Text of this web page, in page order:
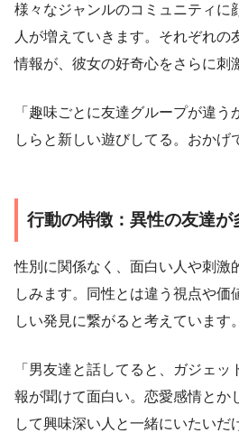
様々なジャンルのコミュニティに
人が増えていきます。それぞれの
情報が、彼女の好奇心をさらに刺
「趣味ごとに友達グループが違
しらと新しい遊びしてる。おかげ
行動の特徴：異性の友達が
性別に関係なく、面白い人や刺激
しみます。同性とは違う視点や価
しい発見に繋がると考えています。
「男友達と話してると、ガジェ
報が聞けて面白い。恋愛感情とか
して興味深い人と一緒にいたいだ